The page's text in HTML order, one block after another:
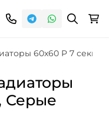
60x60 P 7
Серые